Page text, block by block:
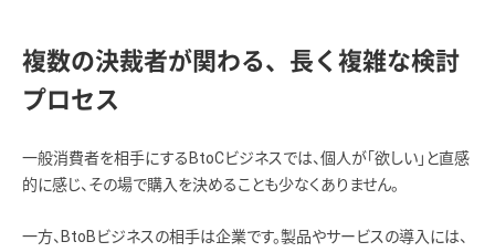
複数の決裁者が関わる、長く複雑な検討
プロセス
一般消費者を相手にするBtoCビジネスでは、個人が「欲しい」と直感
的に感じ、その場で購入を決めることも少なくありません。
一方、BtoBビジネスの相手は企業です。製品やサービスの導入には、